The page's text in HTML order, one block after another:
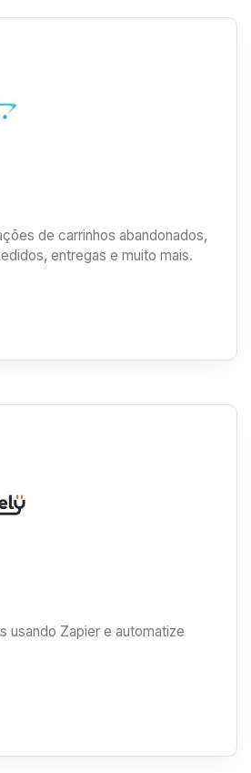
de carrinhos abandonados,
entregas e muito mais.
usando Zapier e automatize